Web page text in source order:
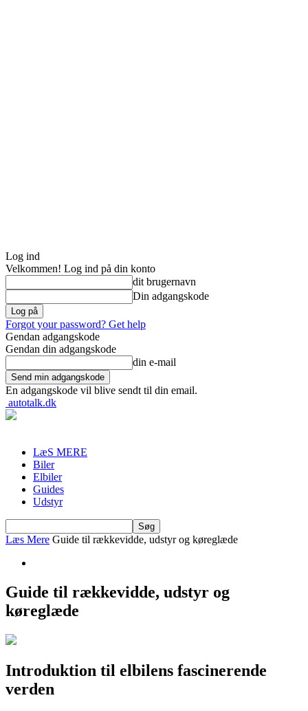
Log ind
Velkommen! Log ind på din konto
dit brugernavn
Din adgangskode
Forgot your password? Get help
Gendan adgangskode
Gendan din adgangskode
din e-mail
En adgangskode vil blive sendt til din email.
autotalk.dk
LæS MERE
Biler
Elbiler
Guides
Udstyr
Læs Mere Guide til rækkevidde, udstyr og køreglæde
Guide til rækkevidde, udstyr og
køreglæde
Introduktion til elbilens fascinerende
verden